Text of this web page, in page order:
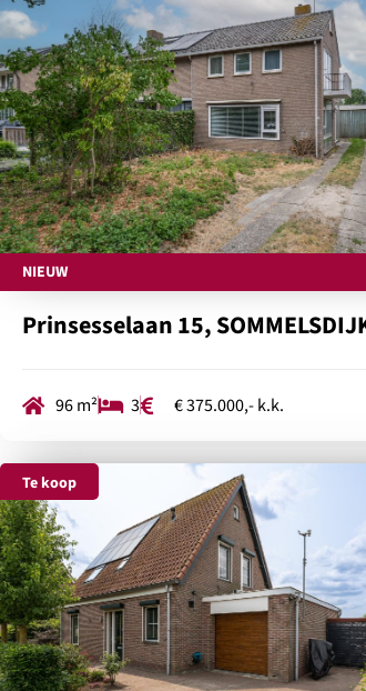
NIEUW
Prinsesselaan 15,
96 m² 3 € 375.000,- k.k.
Te koop